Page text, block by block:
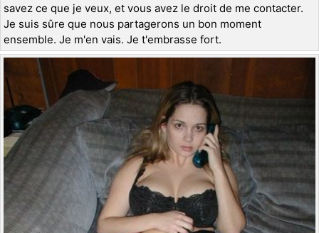
savez ce que je veux, et vous avez le droit de me contacter.
Je suis sûre que nous partagerons un bon moment
ensemble. Je m'en vais. Je t'embrasse fort.